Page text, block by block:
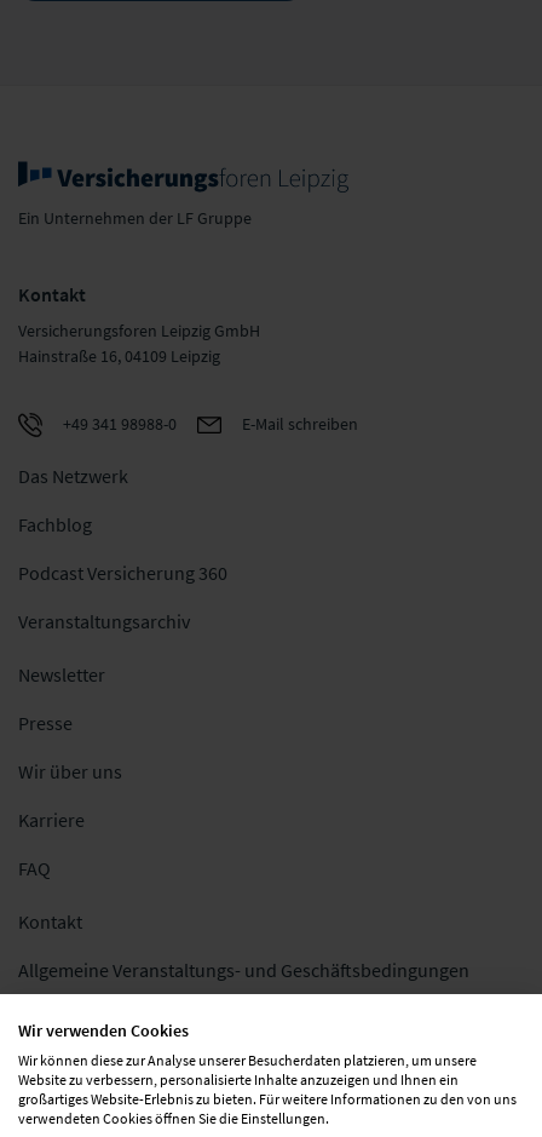
Ein Unternehmen der LF Gruppe
Kontakt
Versicherungsforen Leipzig GmbH
Hainstraße 16, 04109 Leipzig
+49 341 98988-0 E-Mail schreiben
Das Netzwerk
Fachblog
Podcast Versicherung 360
Veranstaltungsarchiv
Newsletter
Presse
Wir über uns
Karriere
FAQ
Kontakt
Allgemeine Veranstaltungs- und Geschäftsbedingungen
Impressum
Datenschutz
Folgen Sie uns
Wir verwenden Cookies
Wir können diese zur Analyse unserer Besucherdaten platzieren, um unsere
Website zu verbessern, personalisierte Inhalte anzuzeigen und Ihnen ein
großartiges Website-Erlebnis zu bieten. Für weitere Informationen zu den von uns
verwendeten Cookies öffnen Sie die Einstellungen.